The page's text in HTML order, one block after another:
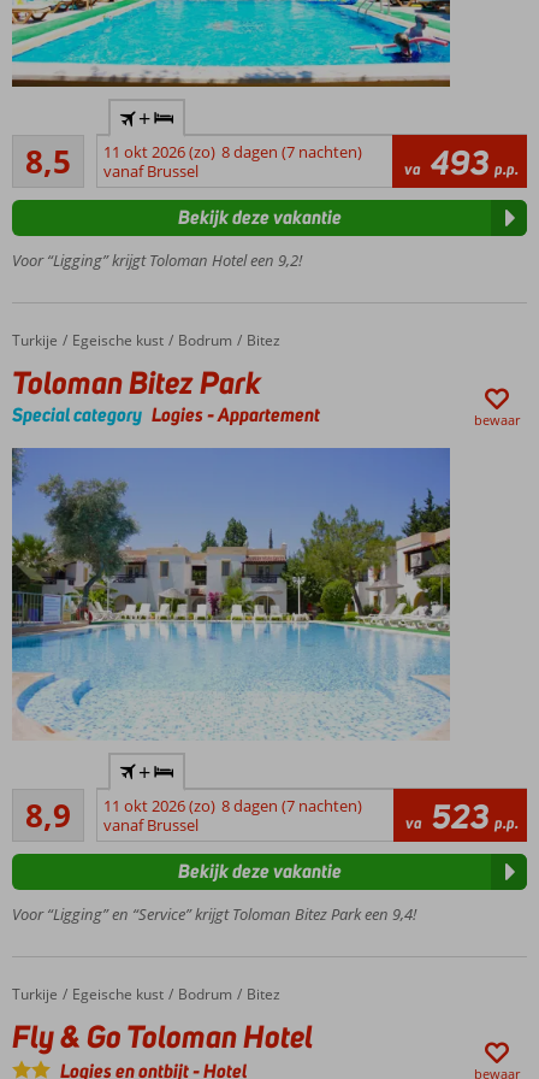
Bitez
en
aan
strand
Kleinschalig
complex
gerund
door
een
gastvrije
familie
8,5
Aanrader
34
beoordelingen
+
11 okt 2026 (zo) 8 dagen (7 nachten)
vanaf Brussel
va 493 p.p.
Voor “Ligging” krijgt Toloman Hotel een 9,2!
Bekijk deze vakantie
Home
Turkije Egeische kust Bodrum Bitez
Toloman Bitez Park
Toloman Bitez Park
Special category Logies-Appartement bewaar
appartementencomplex
voor gezinnen
Ruime
appartementen
Op
loopafstand
strand en
centrum
8,9Aanrader
16
beoordelingen
+
11 okt 2026 (zo) 8 dagen (7 nachten)
vanaf Brussel
va 523 p.p.
Voor “Ligging” en “Service” krijgt Toloman Bitez Park een 9,4!
Bekijk deze vakantie
Home
Turkije Egeische kust Bodrum Bitez
Fly & Go Toloman Hotel
Fly & Go Toloman Hotel
Logies en ontbijt-Hotel bewaar